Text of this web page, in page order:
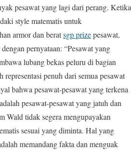
pesawat yang lagi dari perang. Ketika
style matematis untuk
armor dan beratsgp prizepesawat,
pernyataan: “Pesawat yang
lubang bekas peluru di bagian
representasi penuh dari semua pesawat
bahwa pesawat-pesawat yang terkena
pesawat-pesawat yang jatuh dan
Wald tidak segera mengupayakan
sesuai yang diminta. Hal yang
memandang fakta dan menguak